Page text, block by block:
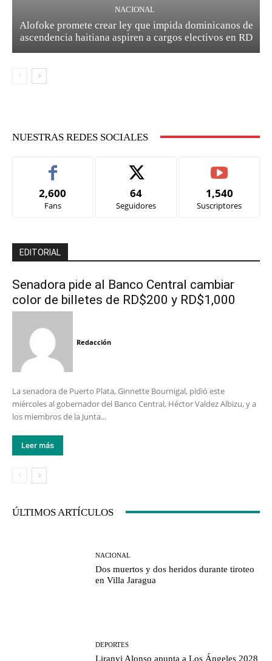
NACIONAL
Alofoke promete crear ley que impida dominicanos de
ascendencia haitiana aspiren a cargos electivos en RD
NUESTRAS REDES SOCIALES
2,600
Fans
64
Seguidores
1,540
Suscriptores
EDITORIAL
Senadora pide al Banco Central cambiar
color de billetes de RD$200 y RD$1,000
Redacción
La senadora de Puerto Plata, Ginnette Bournigal, pidió este
miércoles al gobernador del Banco Central, Héctor Valdez Albizu, y a
los miembros de la Junta...
Leer más
ÚLTIMOS ARTÍCULOS
NACIONAL
Dos muertos y dos heridos durante tiroteo
en Villa Jaragua
DEPORTES
Liranyi Alonso apunta a Los Ángeles 2028